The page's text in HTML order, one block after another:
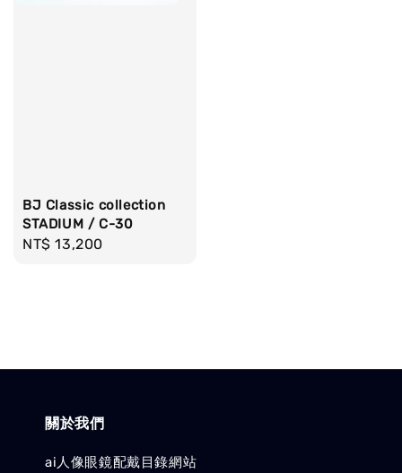
BJ Classic collection
STADIUM / C-30
Regular
NT$ 13,200
關於我們
ai人像眼鏡配戴目錄網站